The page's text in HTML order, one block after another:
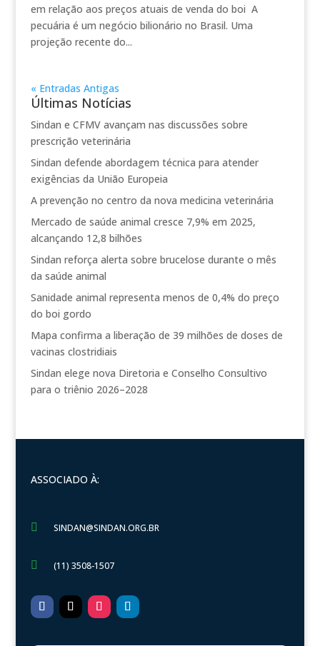
em relação aos preços atuais de venda do boi A
pecuária é um negócio bilionário no Brasil. Uma
projeção recente do...
« Entradas Antigas
Últimas Notícias
Sindan e CFMV avançam nas discussões sobre
prescrição veterinária
Sindan defende abordagem técnica para atender
exigências da União Europeia
A prevenção no centro da nova medicina veterinária
Mercado de saúde animal cresce 7,9% em 2025,
alcançando 12,8 bilhões
Sindan reforça alerta sobre brucelose durante o mês
da saúde animal
Sanidade animal representa menos de 0,4% do preço
do boi gordo
Mapa confirma a liberação de 39 milhões de doses de
vacinas clostridiais
Sindan elege nova Diretoria e Conselho Consultivo
para o triênio 2026–2028
ASSOCIADO À:
 SINDAN@SINDAN.ORG.BR
 (11) 3508-1507